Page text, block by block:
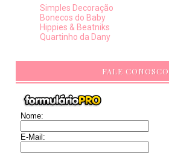
Simples Decoração
Bonecos do Baby
Hippies & Beatniks
Quartinho da Dany
FALE CONOSCO
Nome:
E-Mail: